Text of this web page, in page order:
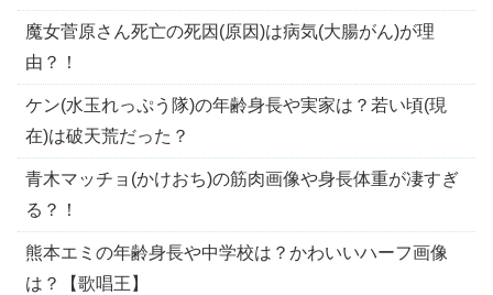
魔女菅原さん死亡の死因(原因)は病気(大腸がん)が理
由？！
ケン(水玉れっぷう隊)の年齢身長や実家は？若い頃(現
在)は破天荒だった？
青木マッチョ(かけおち)の筋肉画像や身長体重が凄すぎ
る？！
熊本エミの年齢身長や中学校は？かわいいハーフ画像
は？【歌唱王】